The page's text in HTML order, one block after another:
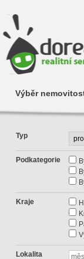
Výběr
Typ
Podkategorie
Kraje
Lokalita